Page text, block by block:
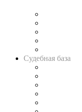
Судебная база